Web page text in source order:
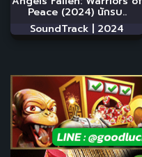
Peace (2024) นักรบ..
SoundTrack | 2024